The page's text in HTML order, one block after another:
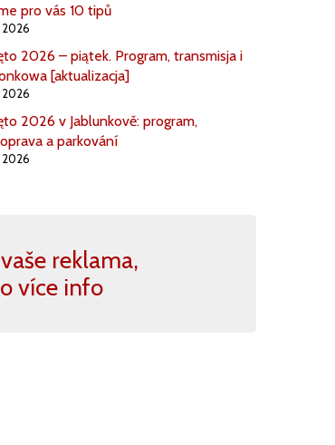
pro vás 10 tipů
2026
2026 – piątek. Program, transmisja i
[aktualizacja]
2026
2026 v Jablunkově: program,
a parkování
2026
reklama,
více info